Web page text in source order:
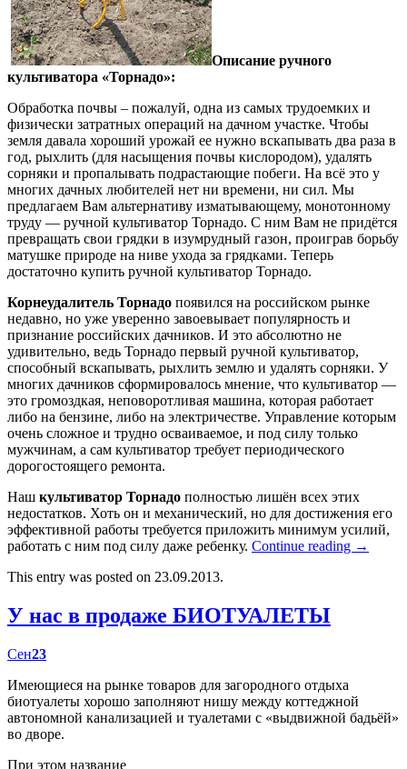
Описание ручного
культиватора «Торнадо»:
Обработка почвы – пожалуй, одна из самых трудоемких и
физически затратных операций на дачном участке. Чтобы
земля давала хороший урожай ее нужно вскапывать два раза в
год, рыхлить (для насыщения почвы кислородом), удалять
сорняки и пропалывать подрастающие побеги. На всё это у
многих дачных любителей нет ни времени, ни сил. Мы
предлагаем Вам альтернативу изматывающему, монотонному
труду — ручной культиватор Торнадо. С ним Вам не придётся
превращать свои грядки в изумрудный газон, проиграв борьбу
матушке природе на ниве ухода за грядками. Теперь
достаточно купить ручной культиватор Торнадо.
Корнеудалитель Торнадо появился на российском рынке
недавно, но уже уверенно завоевывает популярность и
признание российских дачников. И это абсолютно не
удивительно, ведь Торнадо первый ручной культиватор,
способный вскапывать, рыхлить землю и удалять сорняки. У
многих дачников сформировалось мнение, что культиватор —
это громоздкая, неповоротливая машина, которая работает
либо на бензине, либо на электричестве. Управление которым
очень сложное и трудно осваиваемое, и под силу только
мужчинам, а сам культиватор требует периодического
дорогостоящего ремонта.
Наш культиватор Торнадо полностью лишён всех этих
недостатков. Хоть он и механический, но для достижения его
эффективной работы требуется приложить минимум усилий,
работать с ним под силу даже ребенку. Continue reading →
This entry was posted on 23.09.2013.
У нас в продаже БИОТУАЛЕТЫ
Сен23
Имеющиеся на рынке товаров для загородного отдыха
биотуалеты хорошо заполняют нишу между коттеджной
автономной канализацией и туалетами с «выдвижной бадьёй»
во дворе.
При этом название